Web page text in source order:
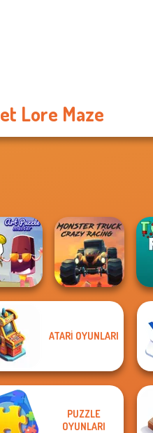
Lore Maze
Master
Monster Truck
ATARI OYUNLARI
PUZZLE
OYUNLARI